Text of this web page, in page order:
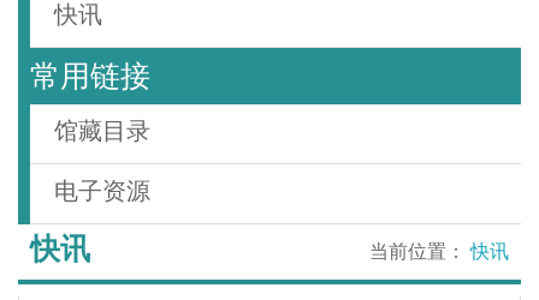
快讯
常用链接
馆藏目录
电子资源
当前位置：快讯
快讯